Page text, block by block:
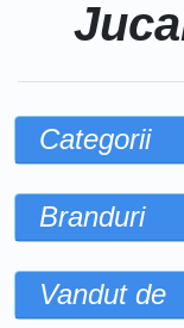
Categorii
Branduri
Vandut de